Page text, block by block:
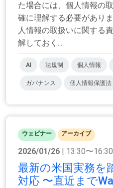
た場合には、個人情報の
確に理解する必要があり
人情報の取扱いに関する
解しておく...
AI 法規制 個人情報
ガバナンス 個人情報保護法
ウェビナー アーカイブ
2026/01/26 | 13:30〜16:30
最新の米国実務を
対応 〜直近まで